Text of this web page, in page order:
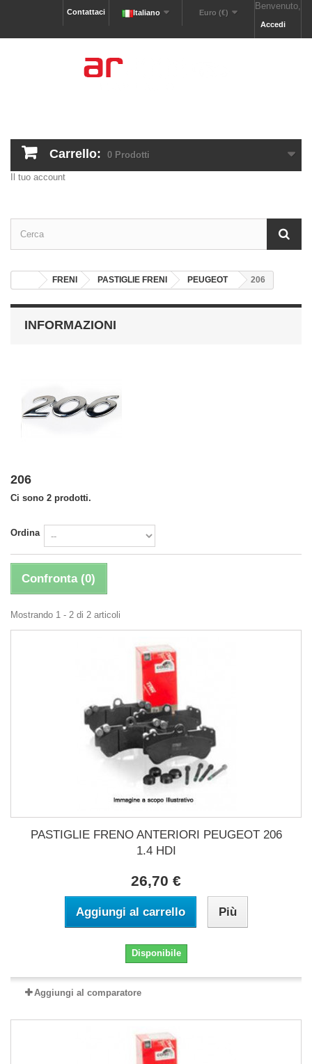
Benvenuto,
Accedi
Euro (€)
Italiano
Contattaci
Carrello: 0 Prodotti
Il tuo account
FRENI PASTIGLIE FRENI PEUGEOT 206
INFORMAZIONI
206
Ci sono 2 prodotti.
Ordina
Confronta (0)
Mostrando 1 - 2 di 2 articoli
PASTIGLIE FRENO ANTERIORI PEUGEOT 206
1.4 HDI
26,70 €
Aggiungi al carrello Più
Disponibile
Aggiungi al comparatore